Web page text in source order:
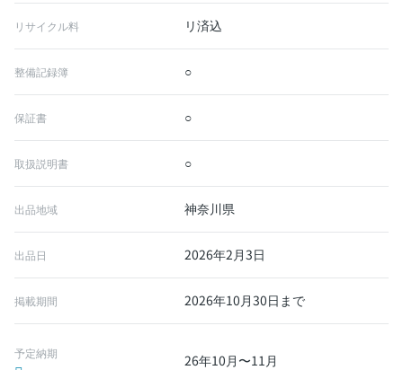
リサイクル料 リ済込
整備記録簿 ○
保証書 ○
取扱説明書 ○
出品地域 神奈川県
出品日 2026年2月3日
掲載期間 2026年10月30日まで
予定納期 26年10月〜11月